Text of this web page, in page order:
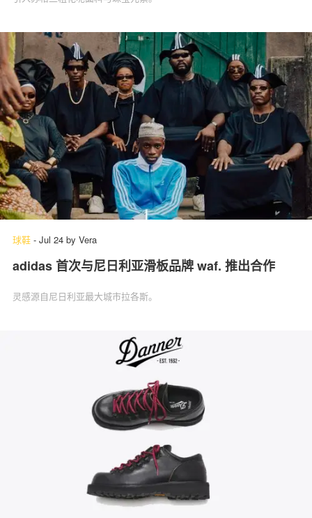
球鞋 - Jul 24 by Vera
adidas 首次与尼日利亚滑板品牌 waf. 推出合作
灵感源自尼日利亚最大城市拉各斯。